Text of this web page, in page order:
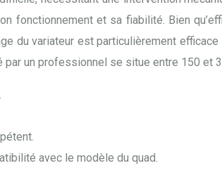
fonctionnement et sa fiabilité. Bien
du variateur est particulièrement efficace
par un professionnel se situe entre 150 et
avec le modèle du quad.